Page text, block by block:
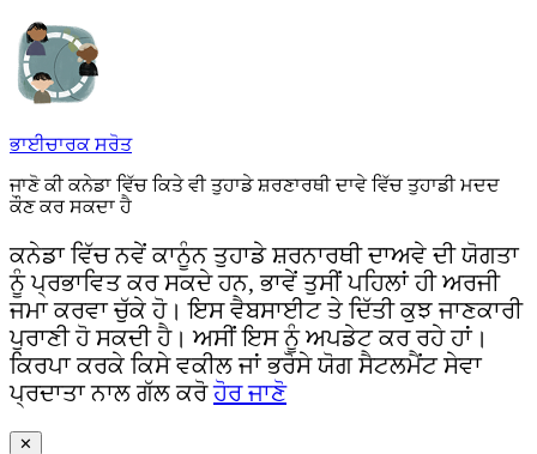
ਭਾਈਚਾਰਕ ਸਰੋਤ
ਜਾਣੋ ਕੀ ਕਨੇਡਾ ਵਿੱਚ ਕਿਤੇ ਵੀ ਤੁਹਾਡੇ ਸ਼ਰਣਾਰਥੀ ਦਾਵੇ ਵਿੱਚ ਤੁਹਾਡੀ ਮਦਦ
ਕੌਣ ਕਰ ਸਕਦਾ ਹੈ
ਕਨੇਡਾ ਵਿੱਚ ਨਵੇਂ ਕਾਨੂੰਨ ਤੁਹਾਡੇ ਸ਼ਰਨਾਰਥੀ ਦਾਅਵੇ ਦੀ ਯੋਗਤਾ
ਨੂੰ ਪ੍ਰਭਾਵਿਤ ਕਰ ਸਕਦੇ ਹਨ, ਭਾਵੇਂ ਤੁਸੀਂ ਪਹਿਲਾਂ ਹੀ ਅਰਜੀ
ਜਮਾ ਕਰਵਾ ਚੁੱਕੇ ਹੋ। ਇਸ ਵੈਬਸਾਈਟ ਤੇ ਦਿੱਤੀ ਕੁਝ ਜਾਣਕਾਰੀ
ਪੁਰਾਣੀ ਹੋ ਸਕਦੀ ਹੈ। ਅਸੀਂ ਇਸ ਨੂੰ ਅਪਡੇਟ ਕਰ ਰਹੇ ਹਾਂ।
ਕਿਰਪਾ ਕਰਕੇ ਕਿਸੇ ਵਕੀਲ ਜਾਂ ਭਰੋਸੇ ਯੋਗ ਸੈਟਲਮੈਂਟ ਸੇਵਾ
ਪ੍ਰਦਾਤਾ ਨਾਲ ਗੱਲ ਕਰੋਹੋਰ ਜਾਣੋ
✕